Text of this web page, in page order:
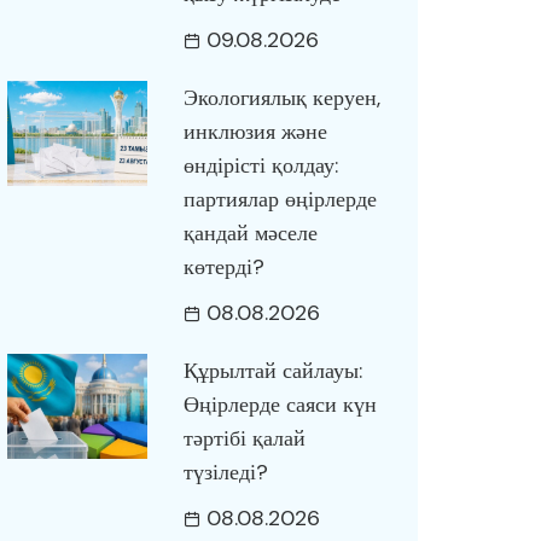
09.08.2026
Экологиялық керуен,
инклюзия және
өндірісті қолдау:
партиялар өңірлерде
қандай мәселе
көтерді?
08.08.2026
Құрылтай сайлауы:
Өңірлерде саяси күн
тәртібі қалай
түзіледі?
08.08.2026